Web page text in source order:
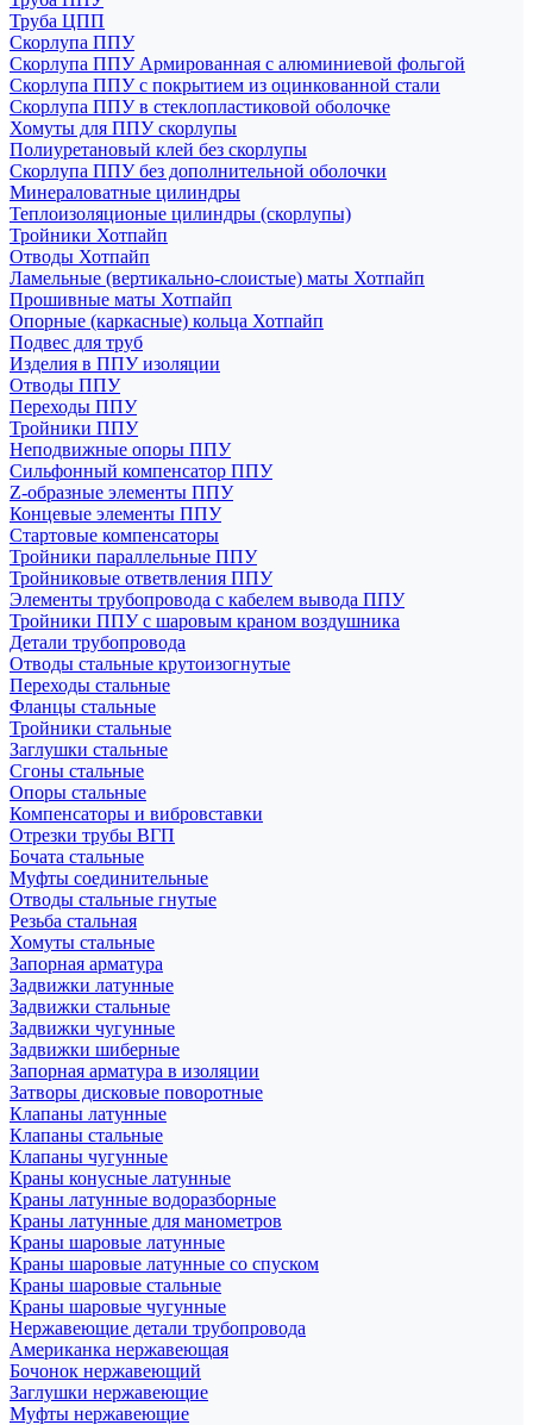
Труба ЦПП
Скорлупа ППУ
Скорлупа ППУ Армированная с алюминиевой фольгой
Скорлупа ППУ с покрытием из оцинкованной стали
Скорлупа ППУ в стеклопластиковой оболочке
Хомуты для ППУ скорлупы
Полиуретановый клей без скорлупы
Скорлупа ППУ без дополнительной оболочки
Минераловатные цилиндры
Теплоизоляционые цилиндры (скорлупы)
Тройники Хотпайп
Отводы Хотпайп
Ламельные (вертикально-слоистые) маты Хотпайп
Прошивные маты Хотпайп
Опорные (каркасные) кольца Хотпайп
Подвес для труб
Изделия в ППУ изоляции
Отводы ППУ
Переходы ППУ
Тройники ППУ
Неподвижные опоры ППУ
Cильфонный компенсатор ППУ
Z-образные элементы ППУ
Концевые элементы ППУ
Стартовые компенсаторы
Тройники параллельные ППУ
Тройниковые ответвления ППУ
Элементы трубопровода с кабелем вывода ППУ
Тройники ППУ с шаровым краном воздушника
Детали трубопровода
Отводы стальные крутоизогнутые
Переходы стальные
Фланцы стальные
Тройники стальные
Заглушки стальные
Сгоны стальные
Опоры стальные
Компенсаторы и вибровставки
Отрезки трубы ВГП
Бочата стальные
Муфты соединительные
Отводы стальные гнутые
Резьба стальная
Хомуты стальные
Запорная арматура
Задвижки латунные
Задвижки стальные
Задвижки чугунные
Задвижки шиберные
Запорная арматура в изоляции
Затворы дисковые поворотные
Клапаны латунные
Клапаны стальные
Клапаны чугунные
Краны конусные латунные
Краны латунные водоразборные
Краны латунные для манометров
Краны шаровые латунные
Краны шаровые латунные со спуском
Краны шаровые стальные
Краны шаровые чугунные
Нержавеющие детали трубопровода
Американка нержавеющая
Бочонок нержавеющий
Заглушки нержавеющие
Муфты нержавеющие